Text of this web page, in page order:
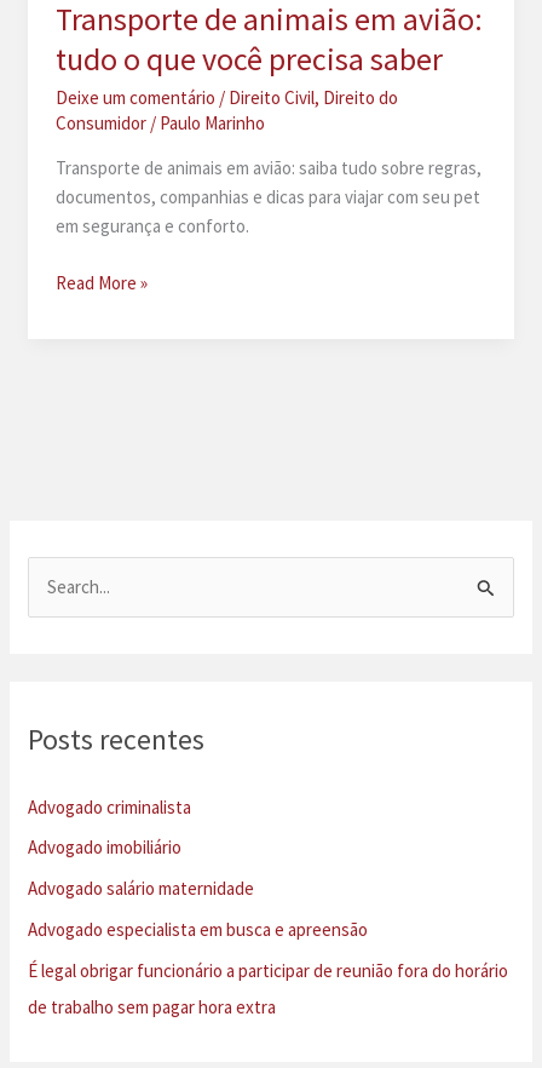
Transporte de animais em avião:
tudo o que você precisa saber
Deixe um comentário / Direito Civil, Direito do
Consumidor/ Paulo Marinho
Transporte de animais em avião: saiba tudo sobre regras,
documentos, companhias e dicas para viajar com seu pet
em segurança e conforto.
Transporte
Read More »
i
p
o
r
:
Posts recentes
Advogado criminalista
Advogado imobiliário
Advogado salário maternidade
Advogado especialista em busca e apreensão
É legal obrigar funcionário a participar de reunião fora do horário
de trabalho sem pagar hora extra